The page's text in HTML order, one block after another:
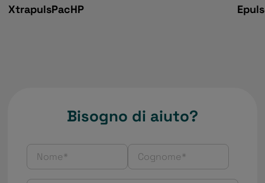
XtrapulsPacHP
Bisogno di aiuto?